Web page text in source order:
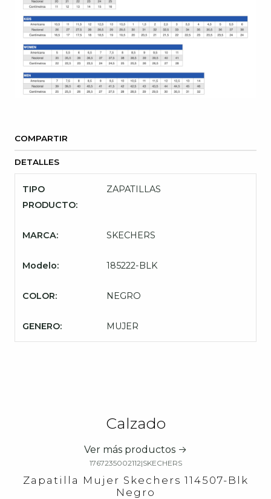
COMPARTIR
DETALLES
TIPO
PRODUCTO:
ZAPATILLAS
MARCA: SKECHERS
Modelo: 185222-BLK
COLOR: NEGRO
GENERO: MUJER
Calzado
Ver más productos
OFF
1767235002112|SKECHERS
Zapatilla Mujer Skechers 114507-Blk
Negro